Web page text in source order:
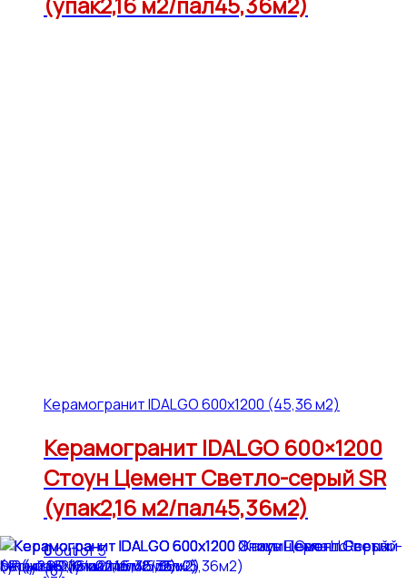
Керамогранит IDALGO 600x1200 (45,36 м2)
Керамогранит IDALGO 600×1200
Стоун Цемент Светло-серый SR
(упак2,16 м2/пал45,36м2)
0out of 5
(0)